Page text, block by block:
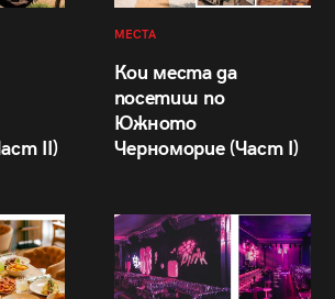
II)
МЕСТА
Кои места да
посетиш по
Южното
Черноморие (Част I)